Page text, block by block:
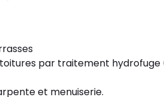
par traitement
et menuiserie.